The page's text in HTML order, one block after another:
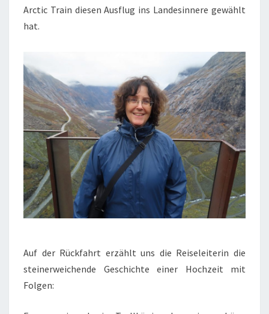
Arctic Train diesen Ausflug ins Landesinnere gewählt
hat.
Auf der Rückfahrt erzählt uns die Reiseleiterin die
steinerweichende Geschichte einer Hochzeit mit
Folgen: